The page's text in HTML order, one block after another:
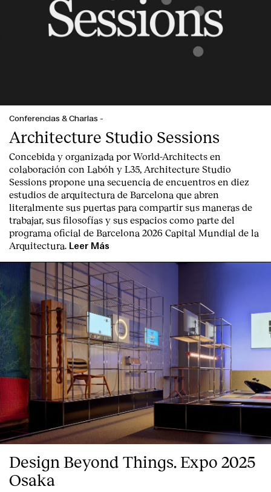
Index
Conferencias & Charlas -
Architecture Studio Sessions
Concebida y organizada por World-Architects en
colaboración con Labóh y L35, Architecture Studio
Sessions propone una secuencia de encuentros en diez
estudios de arquitectura de Barcelona que abren
literalmente sus puertas para compartir sus maneras de
trabajar, sus filosofías y sus espacios como parte del
programa oficial de Barcelona 2026 Capital Mundial de la
Arquitectura. Leer Más
Design Beyond Things. Expo 2025
Osaka